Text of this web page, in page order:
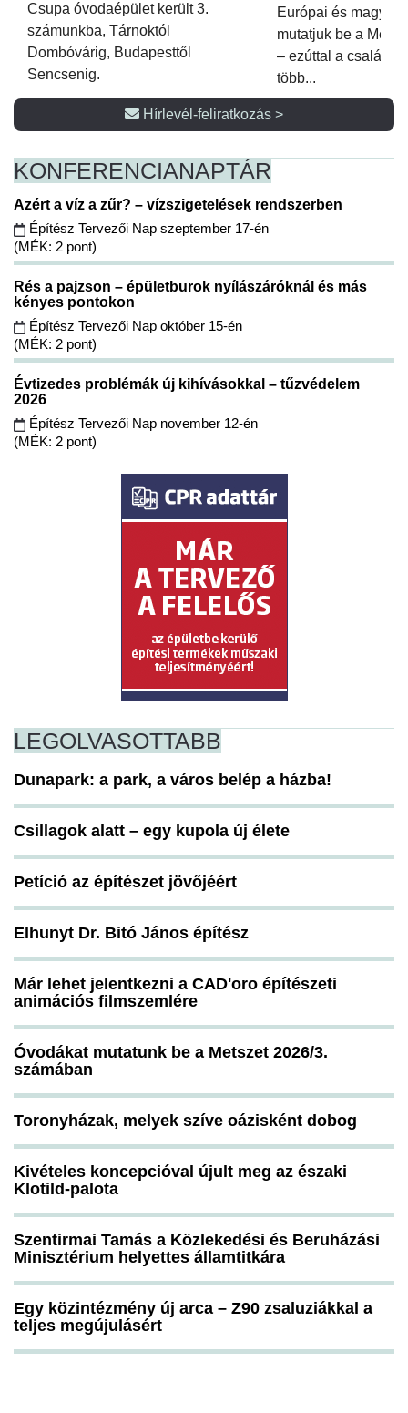
Csupa óvodaépület került 3.
számunkba, Tárnoktól
Dombóvárig, Budapesttől
Sencsenig.
Európai és magyar
mutatjuk be a
– ezúttal a családi
több...
Hírlevél-feliratkozás >
KONFERENCIANAPTÁR
Azért a víz a zűr? – vízszigetelések rendszerben
Építész Tervezői Nap szeptember 17-én
(MÉK: 2 pont)
Rés a pajzson – épületburok nyílászáróknál és más
kényes pontokon
Építész Tervezői Nap október 15-én
(MÉK: 2 pont)
Évtizedes problémák új kihívásokkal – tűzvédelem
2026
Építész Tervezői Nap november 12-én
(MÉK: 2 pont)
LEGOLVASOTTABB
Dunapark: a park, a város belép a házba!
Csillagok alatt – egy kupola új élete
Petíció az építészet jövőjéért
Elhunyt Dr. Bitó János építész
Már lehet jelentkezni a CAD'oro építészeti
animációs filmszemlére
Óvodákat mutatunk be a Metszet 2026/3.
számában
Toronyházak, melyek szíve oázisként dobog
Kivételes koncepcióval újult meg az északi
Klotild-palota
Szentirmai Tamás a Közlekedési és Beruházási
Minisztérium helyettes államtitkára
Egy közintézmény új arca – Z90 zsaluziákkal a
teljes megújulásért